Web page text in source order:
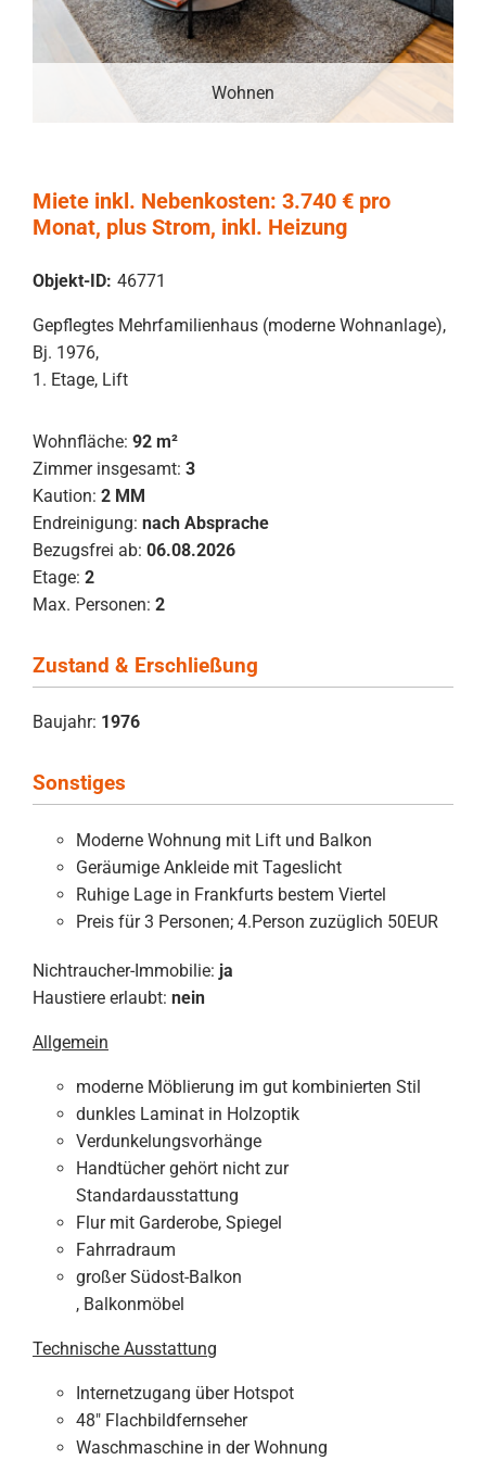
Wohnen
Miete inkl. Nebenkosten: 3.740 € pro
Monat, plus Strom, inkl. Heizung
Objekt-ID: 46771
Gepflegtes Mehrfamilienhaus (moderne Wohnanlage),
Bj. 1976,
1. Etage, Lift
Wohnfläche: 92 m²
Zimmer insgesamt: 3
Kaution: 2 MM
Endreinigung: nach Absprache
Bezugsfrei ab: 06.08.2026
Etage: 2
Max. Personen: 2
Zustand & Erschließung
Baujahr: 1976
Sonstiges
Moderne Wohnung mit Lift und Balkon
Geräumige Ankleide mit Tageslicht
Ruhige Lage in Frankfurts bestem Viertel
Preis für 3 Personen; 4.Person zuzüglich 50EUR
Nichtraucher-Immobilie: ja
Haustiere erlaubt: nein
Allgemein
moderne Möblierung im gut kombinierten Stil
dunkles Laminat in Holzoptik
Verdunkelungsvorhänge
Handtücher gehört nicht zur
Standardausstattung
Flur mit Garderobe, Spiegel
Fahrradraum
großer Südost-Balkon
, Balkonmöbel
Technische Ausstattung
Internetzugang über Hotspot
48" Flachbildfernseher
Waschmaschine in der Wohnung